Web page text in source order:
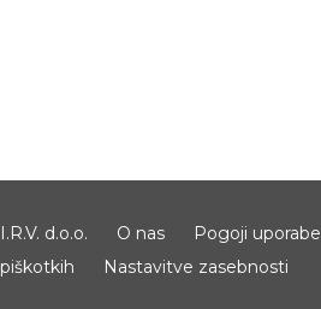
I.R.V. d.o.o. O nas Pogoji uporabe
piškotkih
Nastavitve zasebnosti